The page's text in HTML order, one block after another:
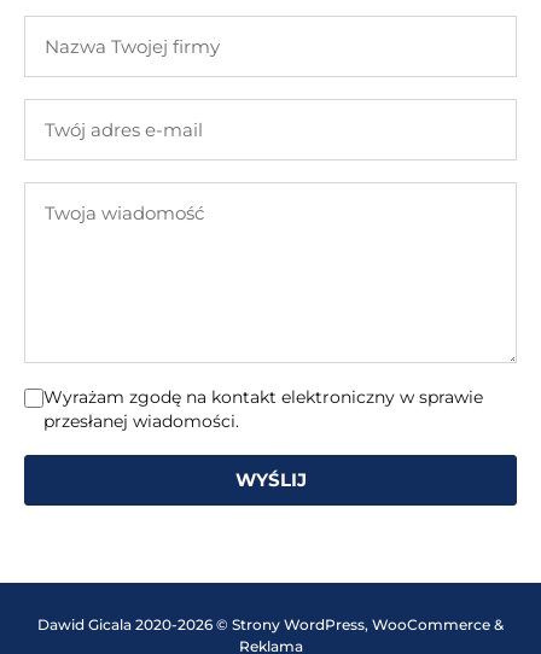
nazwisko
Twojej
adres
mail
wiadomość
Wyrażam zgodę na kontakt elektroniczny w sprawie
przesłanej wiadomości.
WYŚLIJ
Dawid Gicala 2020-2026 © Strony WordPress, WooCommerce &
Reklama